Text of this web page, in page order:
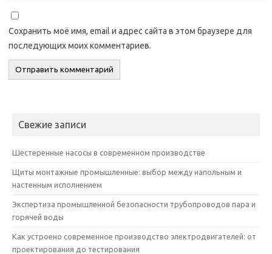
Сохранить моё имя, email и адрес сайта в этом браузере для
последующих моих комментариев.
Свежие записи
Шестеренные насосы в современном производстве
Щиты монтажные промышленные: выбор между напольным и
настенным исполнением
Экспертиза промышленной безопасности трубопроводов пара и
горячей воды
Как устроено современное производство электродвигателей: от
проектирования до тестирования